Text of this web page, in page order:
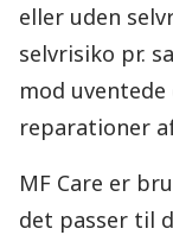
eller uden
selvrisiko pr.
mod
reparationer
MF Care er
det passer til